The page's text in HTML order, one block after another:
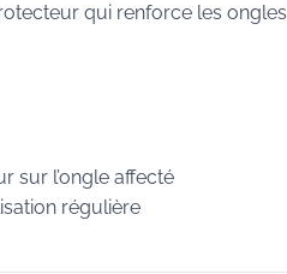
qui renforce les
sur l’ongle affecté
régulière